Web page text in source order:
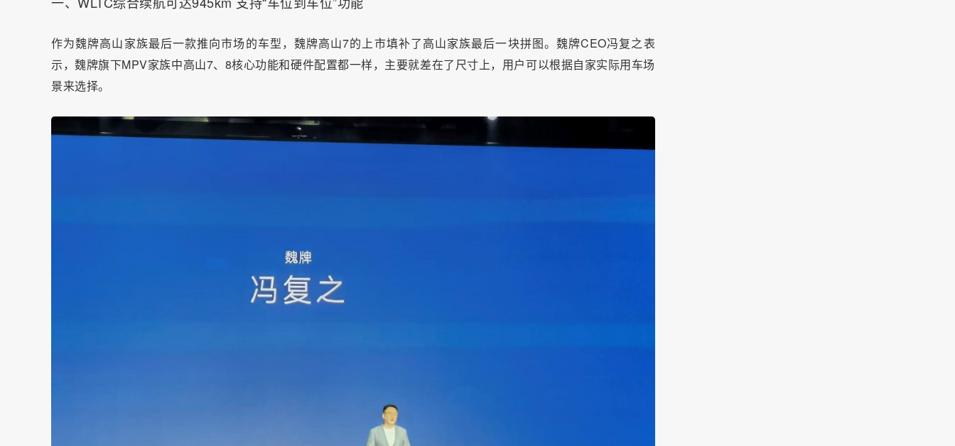
作为魏牌高山家族最后一款推向市场的车型，魏牌高山7的上市填补了高山家族最后一块拼图。魏牌CEO冯复之表
示，魏牌旗下MPV家族中高山7、8核心功能和硬件配置都一样，主要就差在了尺寸上，用户可以根据自家实际用车场
景来选择。